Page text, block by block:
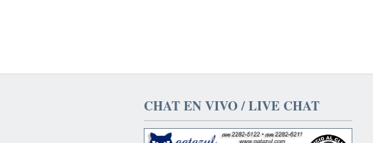
CHAT EN VIVO / LIVE CHAT